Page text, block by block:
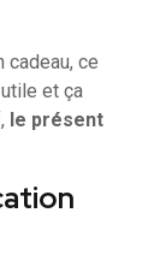
cadeau, ce
et ça
le présent